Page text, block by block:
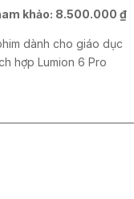
khảo: 8.500.000 ₫
dành cho giáo dục
hợp Lumion 6 Pro